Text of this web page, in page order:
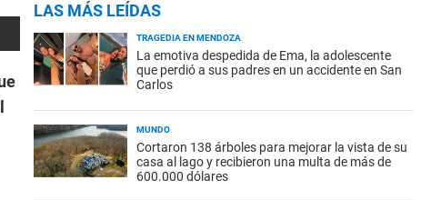
LAS MÁS LEÍDAS
TRAGEDIA EN MENDOZA
La emotiva despedida de Ema, la adolescente
que perdió a sus padres en un accidente en San
Carlos
MUNDO
Cortaron 138 árboles para mejorar la vista de su
casa al lago y recibieron una multa de más de
600.000 dólares